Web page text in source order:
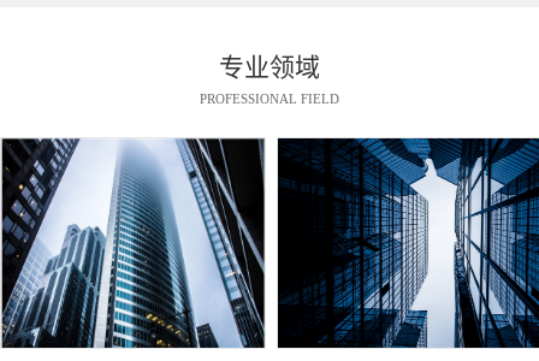
专业领域
PROFESSIONAL FIELD